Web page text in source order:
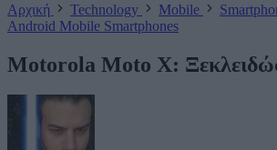
Αρχική
Technology Mobile
Android Mobile Smartphones
Motorola Moto X: